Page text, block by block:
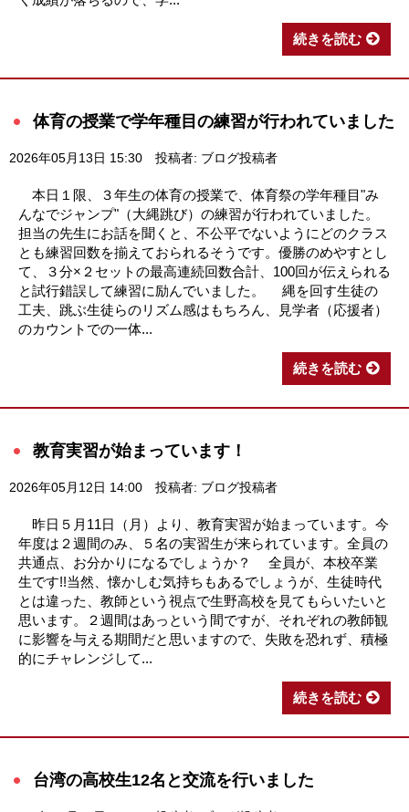
続きを読む
体育の授業で学年種目の練習が行われていました
2026年05月13日 15:30 投稿者: ブログ投稿者
本日１限、３年生の体育の授業で、体育祭の学年種目"み
んなでジャンプ"（大縄跳び）の練習が行われていました。
担当の先生にお話を聞くと、不公平でないようにどのクラス
とも練習回数を揃えておられるそうです。優勝のめやすとし
て、３分×２セットの最高連続回数合計、100回が伝えられる
と試行錯誤して練習に励んでいました。 縄を回す生徒の
工夫、跳ぶ生徒らのリズム感はもちろん、見学者（応援者）
のカウントでの一体...
続きを読む
教育実習が始まっています！
2026年05月12日 14:00 投稿者: ブログ投稿者
昨日５月11日（月）より、教育実習が始まっています。今
年度は２週間のみ、５名の実習生が来られています。全員の
共通点、お分かりになるでしょうか？ 全員が、本校卒業
生です!!当然、懐かしむ気持ちもあるでしょうが、生徒時代
とは違った、教師という視点で生野高校を見てもらいたいと
思います。２週間はあっという間ですが、それぞれの教師観
に影響を与える期間だと思いますので、失敗を恐れず、積極
的にチャレンジして...
続きを読む
台湾の高校生12名と交流を行いました